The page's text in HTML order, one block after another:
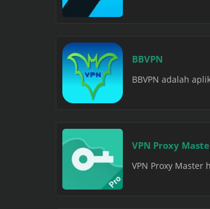
BBVPN
BBVPN adalah
VPN Proxy
VPN Proxy